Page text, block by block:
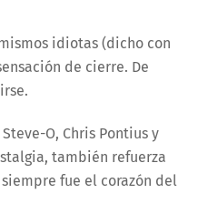
idiotas (dicho con
de cierre. De
O, Chris Pontius y
también refuerza
fue el corazón del